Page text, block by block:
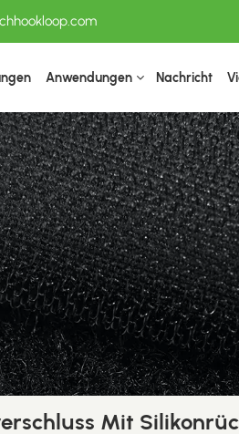
Anwendungen Nachricht
Mit